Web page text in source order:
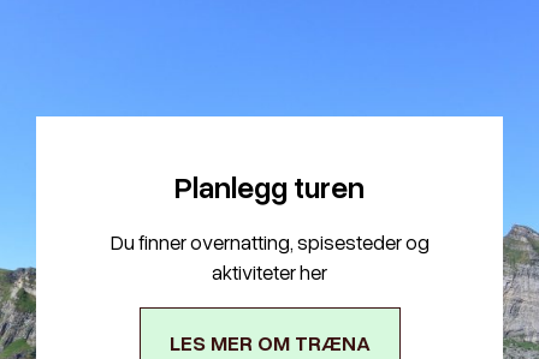
Planlegg turen
Du finner overnatting, spisesteder og
aktiviteter her
LES MER OM TRÆNA